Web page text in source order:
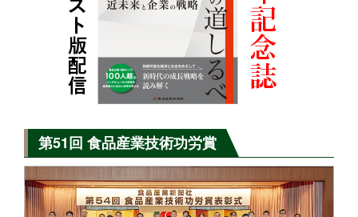
第51回 食品産業技術功労賞